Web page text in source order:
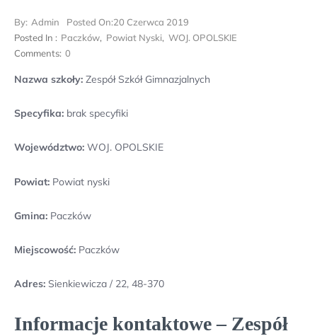
By: Admin Posted On:20 Czerwca 2019
Posted In : Paczków, Powiat Nyski, WOJ. OPOLSKIE
Comments: 0
Nazwa szkoły: Zespół Szkół Gimnazjalnych
Specyfika: brak specyfiki
Województwo: WOJ. OPOLSKIE
Powiat: Powiat nyski
Gmina: Paczków
Miejscowość: Paczków
Adres: Sienkiewicza / 22, 48-370
Informacje kontaktowe – Zespół